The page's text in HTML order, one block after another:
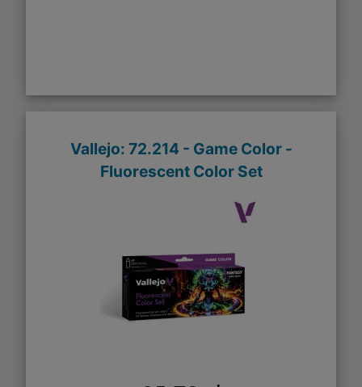
Vallejo: 72.214 - Game Color -
Fluorescent Color Set